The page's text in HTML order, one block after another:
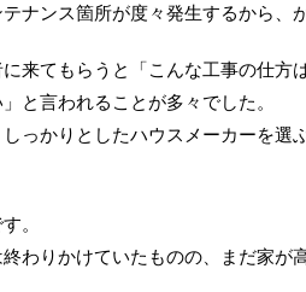
ナンス箇所が度々発生するから、
来てもらうと「こんな工事の仕方
と言われることが多々でした。
っかりとしたハウスメーカーを選
。
わりかけていたものの、まだ家が